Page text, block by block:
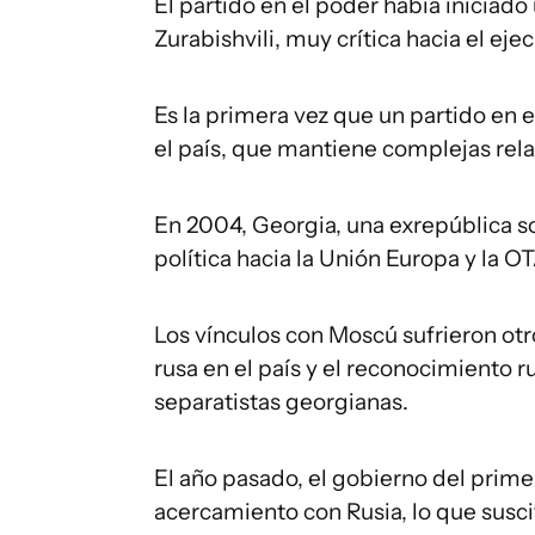
Zurabishvili, muy crítica hacia el
Es la primera vez que un partido
el país, que mantiene complejas
En 2004, Georgia, una exrepública
política hacia la Unión Europa y la
Los vínculos con Moscú sufrieron
rusa en el país y el reconocimiento
separatistas georgianas.
El año pasado, el gobierno del
acercamiento con Rusia, lo que